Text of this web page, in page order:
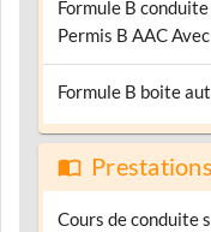
Formule B
Permis B AAC
Formule B boite
Cours de conduite